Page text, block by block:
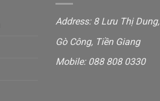
Address: 8 Lưu Thị Dung,
Gò Công, Tiền Giang
Mobile: 088 808 0330